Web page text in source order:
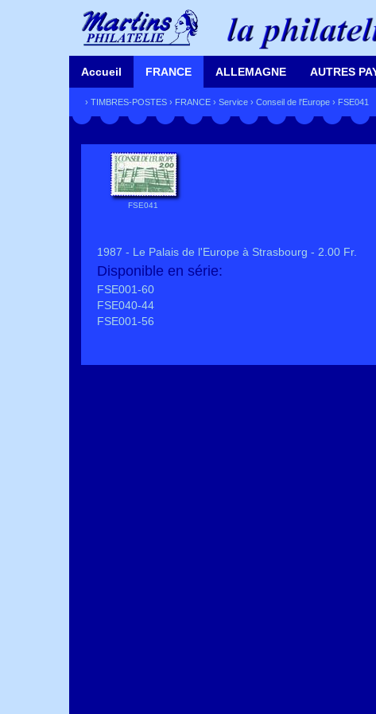
Accueil FRANCE ALLEMAGNE AUTRES
› TIMBRES-POSTES › FRANCE › Service › Conseil de l'Europe › FSE041
FSE041
1987 - Le Palais de l'Europe à Strasbourg - 2.00 Fr.
Disponible en série:
FSE001-60
FSE040-44
FSE001-56